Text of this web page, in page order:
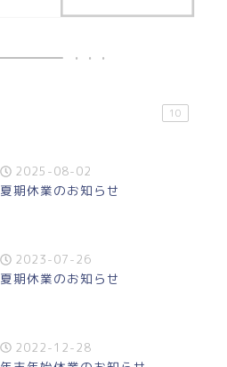
10
2025-08-02
夏期休業のお知らせ
2023-07-26
夏期休業のお知らせ
2022-12-28